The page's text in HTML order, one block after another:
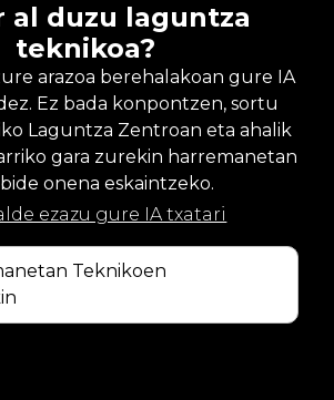
al duzu laguntza
teknikoa?
arazoa berehalakoan gure IA
Ez bada konpontzen, sortu
Laguntza Zentroan eta ahalik
gara zurekin harremanetan
onena eskaintzeko.
ezazu gure IA txatari
Teknikoen